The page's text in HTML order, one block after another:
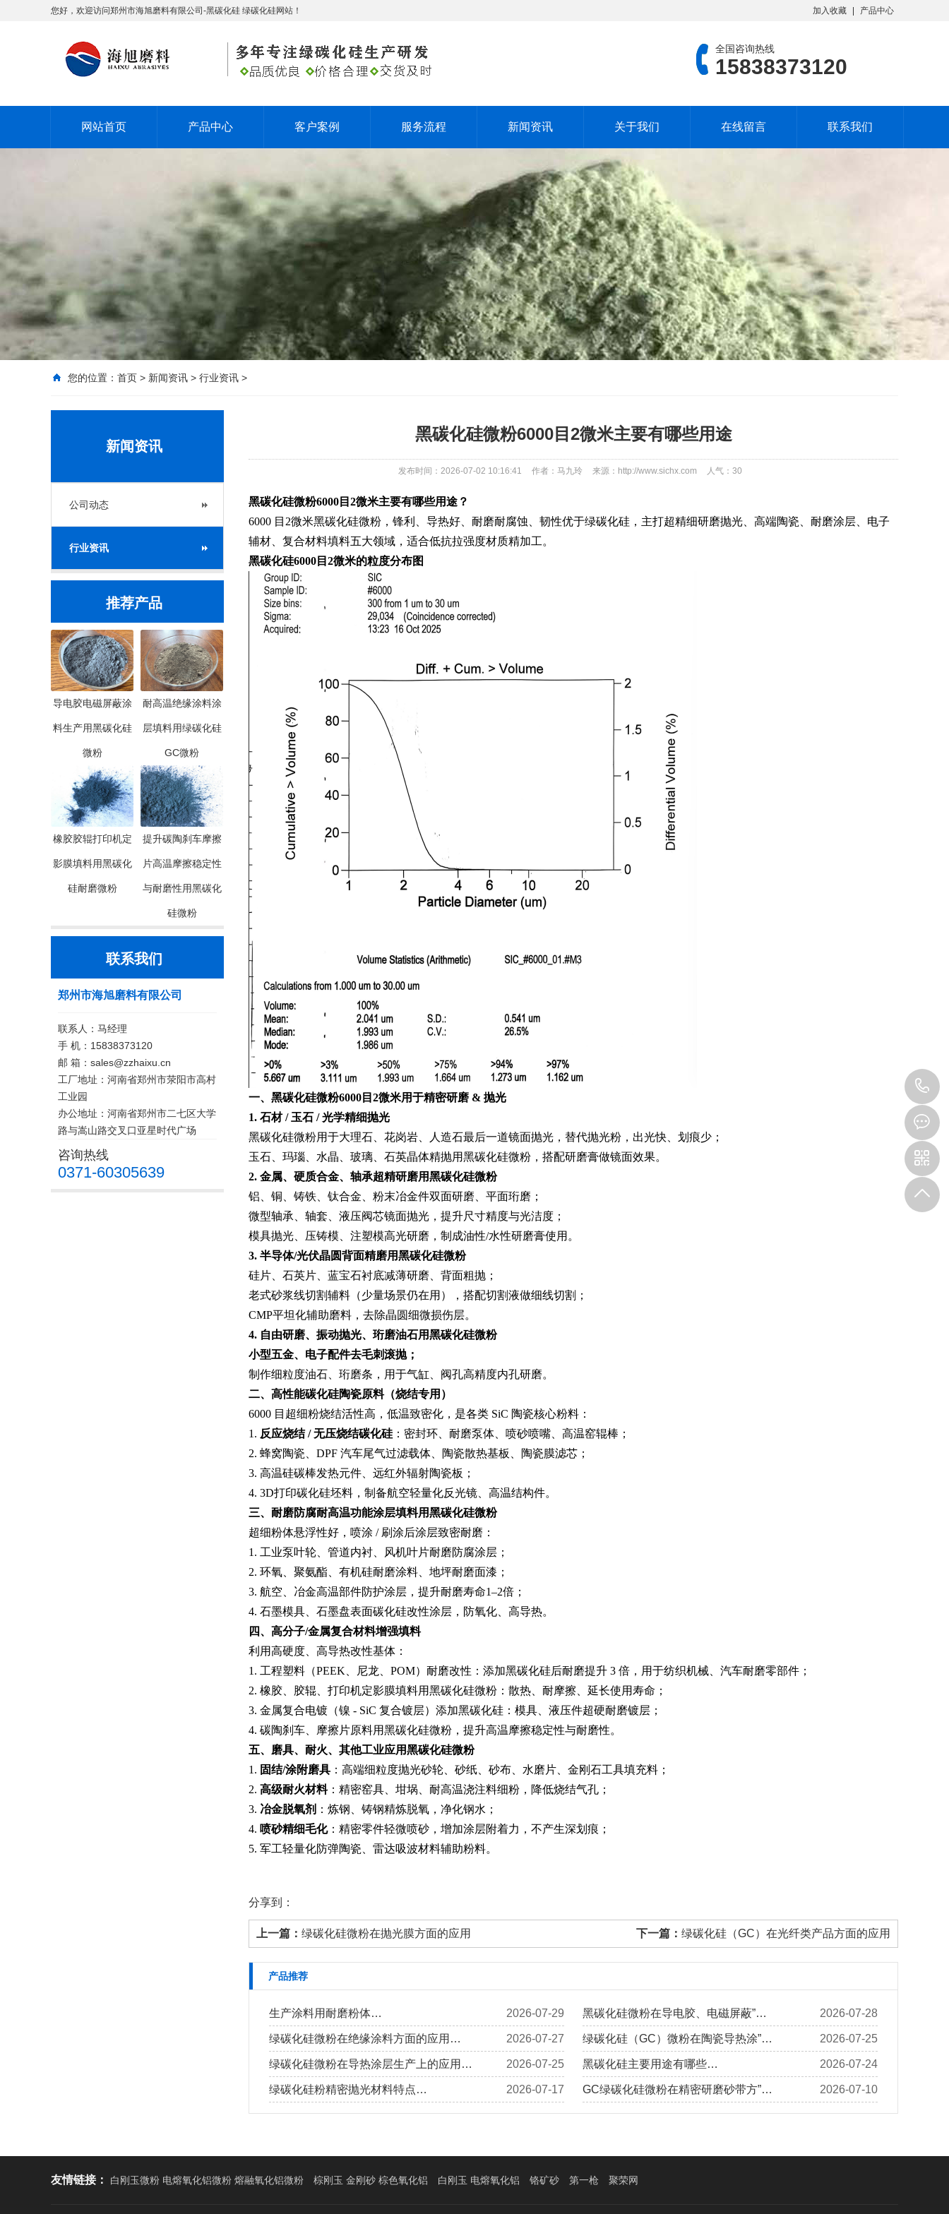
您好，欢迎访问郑州市海旭磨料有限公司-黑碳化硅 绿碳化硅网站！ 加入收藏 产品中心
全国咨询热线
15838373120
网站首页 产品中心 客户案例 服务流程 新闻资讯 关于我们 在线留言 联系我们
您的位置： 首页 > 新闻资讯 > 行业资讯 >
新闻资讯
公司动态
行业资讯
推荐产品
导电胶电磁屏蔽涂
料生产用黑碳化硅
微粉
耐高温绝缘涂料涂
层填料用绿碳化硅
GC微粉
橡胶胶辊打印机定
影膜填料用黑碳化
硅耐磨微粉
提升碳陶刹车摩擦
片高温摩擦稳定性
与耐磨性用黑碳化
硅微粉
联系我们
郑州市海旭磨料有限公司
联系人：马经理
手 机：15838373120
邮 箱：sales@zzhaixu.cn
工厂地址：河南省郑州市荥阳市高村
工业园
办公地址：河南省郑州市二七区大学
路与嵩山路交叉口亚星时代广场
咨询热线
0371-60305639
黑碳化硅微粉6000目2微米主要有哪些用途
发布时间：2026-07-02 10:16:41 作者：马九玲 来源：http://www.sichx.com 人气： 30
黑碳化硅微粉6000目2微米主要有哪些用途？
6000 目2微米黑碳化硅微粉，锋利、导热好、耐磨耐腐蚀、韧性优于绿碳化硅，主打超精细研磨抛光、高端陶瓷、耐磨涂层、电子
辅材、复合材料填料五大领域，适合低抗拉强度材质精加工。
黑碳化硅6000目2微米的粒度分布图
一、 黑碳化硅微粉6000目2微米用于精密研磨 & 抛光
1. 石材 / 玉石 / 光学精细抛光
黑碳化硅微粉用于大理石、花岗岩、人造石最后一道镜面抛光，替代抛光粉，出光快、划痕少；
玉石、玛瑙、水晶、玻璃、石英晶体精抛用黑碳化硅微粉，搭配研磨膏做镜面效果。
2. 金属、硬质合金、轴承超精研磨用黑碳化硅微粉
铝、铜、铸铁、钛合金、粉末冶金件双面研磨、平面珩磨；
微型轴承、轴套、液压阀芯镜面抛光，提升尺寸精度与光洁度；
模具抛光、压铸模、注塑模高光研磨，制成油性/水性研磨膏使用。
3. 半导体/光伏晶圆背面精磨用黑碳化硅微粉
硅片、石英片、蓝宝石衬底减薄研磨、背面粗抛；
老式砂浆线切割辅料（少量场景仍在用），搭配切割液做细线切割；
CMP平坦化辅助磨料，去除晶圆细微损伤层。
4. 自由研磨、振动抛光、珩磨油石用黑碳化硅微粉
小型五金、电子配件去毛刺滚抛；
制作细粒度油石、珩磨条，用于气缸、阀孔高精度内孔研磨。
二、高性能碳化硅陶瓷原料（烧结专用）
6000 目超细粉烧结活性高，低温致密化，是各类 SiC 陶瓷核心粉料：
1. 反应烧结 / 无压烧结碳化硅 ：密封环、耐磨泵体、喷砂喷嘴、高温窑辊棒；
2. 蜂窝陶瓷、DPF 汽车尾气过滤载体、陶瓷散热基板、陶瓷膜滤芯；
3. 高温硅碳棒发热元件、远红外辐射陶瓷板；
4. 3D打印碳化硅坯料，制备航空轻量化反光镜、高温结构件。
三、耐磨防腐耐高温功能涂层填料用黑碳化硅微粉
超细粉体悬浮性好，喷涂 / 刷涂后涂层致密耐磨：
1. 工业泵叶轮、管道内衬、风机叶片耐磨防腐涂层；
2. 环氧、聚氨酯、有机硅耐磨涂料、地坪耐磨面漆；
3. 航空、冶金高温部件防护涂层，提升耐磨寿命1–2倍；
4. 石墨模具、石墨盘表面碳化硅改性涂层，防氧化、高导热。
四、高分子/金属复合材料增强填料
利用高硬度、高导热改性基体：
1. 工程塑料（PEEK、尼龙、POM）耐磨改性：添加黑碳化硅后耐磨提升 3 倍，用于纺织机械、汽车耐磨零部件；
2. 橡胶、胶辊、打印机定影膜填料用黑碳化硅微粉：散热、耐摩擦、延长使用寿命；
3. 金属复合电镀（镍 - SiC 复合镀层）添加黑碳化硅：模具、液压件超硬耐磨镀层；
4. 碳陶刹车、摩擦片原料用黑碳化硅微粉，提升高温摩擦稳定性与耐磨性。
五、磨具、耐火、其他工业应用黑碳化硅微粉
1. 固结/涂附磨具 ：高端细粒度抛光砂轮、砂纸、砂布、水磨片、金刚石工具填充料；
2. 高级耐火材料：精密窑具、坩埚、耐高温浇注料细粉，降低烧结气孔；
3. 冶金脱氧剂 ：炼钢、铸钢精炼脱氧，净化钢水；
4. 喷砂精细毛化：精密零件轻微喷砂，增加涂层附着力，不产生深划痕；
5. 军工轻量化防弹陶瓷、雷达吸波材料辅助粉料。
分享到：
上一篇： 绿碳化硅微粉在抛光膜方面的应用 下一篇： 绿碳化硅（GC）在光纤类产品方面的应用
产品推荐
2026-07-29
生产涂料用耐磨粉体… 2026-07-28
黑碳化硅微粉在导电胶、电磁屏蔽”…
2026-07-27
绿碳化硅微粉在绝缘涂料方面的应用… 2026-07-25
绿碳化硅（GC）微粉在陶瓷导热涂”…
2026-07-25
绿碳化硅微粉在导热涂层生产上的应用… 2026-07-24
黑碳化硅主要用途有哪些…
2026-07-17
绿碳化硅粉精密抛光材料特点… 2026-07-10
GC绿碳化硅微粉在精密研磨砂带方”…
友情链接： 白刚玉微粉 电熔氧化铝微粉 熔融氧化铝微粉 棕刚玉 金刚砂 棕色氧化铝 白刚玉 电熔氧化铝 铬矿砂 第一枪 聚荣网